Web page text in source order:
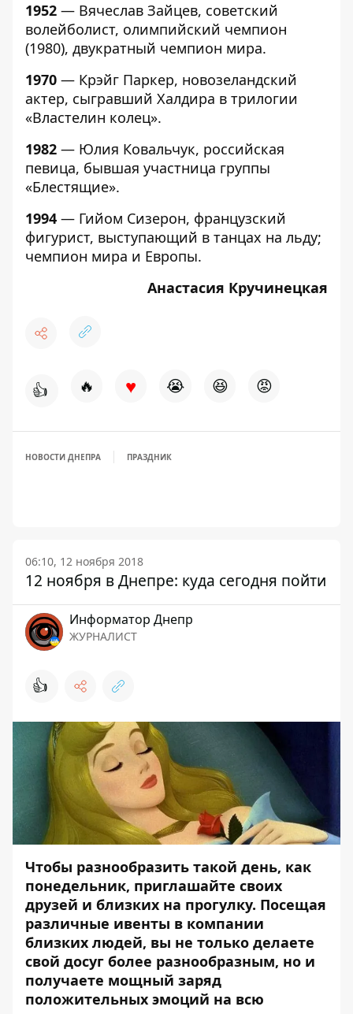
1952 — Вячеслав Зайцев, советский
волейболист, олимпийский чемпион
(1980), двукратный чемпион мира.
1970 — Крэйг Паркер, новозеландский
актер, сыгравший Халдира в трилогии
«Властелин колец».
1982 — Юлия Ковальчук, российская
певица, бывшая участница группы
«Блестящие».
1994 — Гийом Сизерон, французский
фигурист, выступающий в танцах на льду;
чемпион мира и Европы.
Анастасия Кручинецкая
👍 🔥 ♥ 😭 😆 😡
НОВОСТИ ДНЕПРА ПРАЗДНИК
06:10, 12 ноября 2018
12 ноября в Днепре: куда сегодня пойти
Информатор Днепр
ЖУРНАЛИСТ
👍
Чтобы разнообразить такой день, как
понедельник, приглашайте своих
друзей и близких на прогулку. Посещая
различные ивенты в компании
близких людей, вы не только делаете
свой досуг более разнообразным, но и
получаете мощный заряд
положительных эмоций на всю